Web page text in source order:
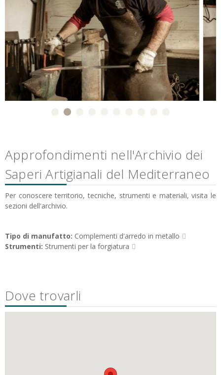
Approfondimenti nell'Archivio dei
Saperi Artigianali del Mediterraneo
Per conoscere territorio, tecniche, strumenti e materiali, visita le
sezioni dell'archivio.
Tipo di manufatto: Complementi d'arredo in metallo
Strumenti: Strumenti per la forgiatura
Dove trovarli